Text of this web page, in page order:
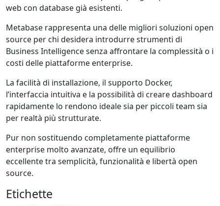
web con database già esistenti.
Metabase rappresenta una delle migliori soluzioni open
source per chi desidera introdurre strumenti di
Business Intelligence senza affrontare la complessità o i
costi delle piattaforme enterprise.
La facilità di installazione, il supporto Docker,
l’interfaccia intuitiva e la possibilità di creare dashboard
rapidamente lo rendono ideale sia per piccoli team sia
per realtà più strutturate.
Pur non sostituendo completamente piattaforme
enterprise molto avanzate, offre un equilibrio
eccellente tra semplicità, funzionalità e libertà open
source.
Etichette